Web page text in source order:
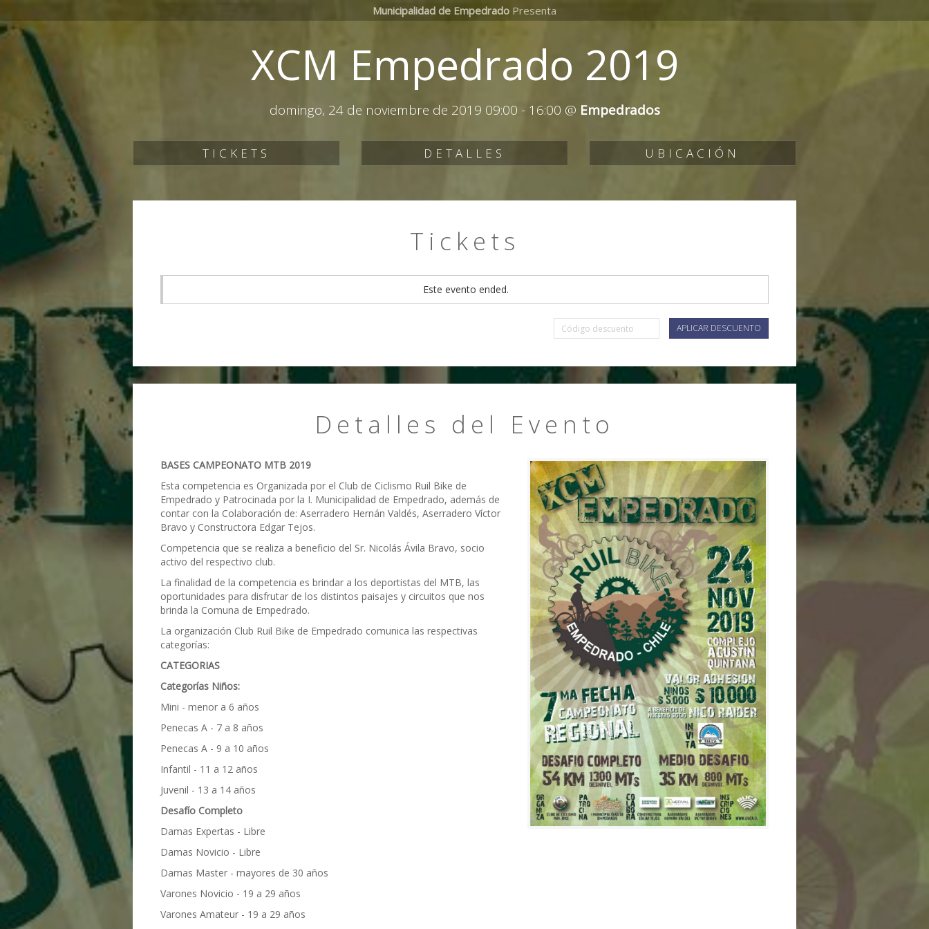
Municipalidad de Empedrado Presenta
XCM Empedrado 2019
domingo, 24 de noviembre de 2019 09:00 - 16:00 @ Empedrados
TICKETS DETALLES UBICACIÓN
Tickets
Este evento ended.
APLICAR DESCUENTO
Detalles del Evento
BASES CAMPEONATO MTB 2019
Esta competencia es Organizada por el Club de Ciclismo Ruil Bike de
Empedrado y Patrocinada por la I. Municipalidad de Empedrado, además de
contar con la Colaboración de: Aserradero Hernán Valdés, Aserradero Víctor
Bravo y Constructora Edgar Tejos.
Competencia que se realiza a beneficio del Sr. Nicolás Ávila Bravo, socio
activo del respectivo club.
La finalidad de la competencia es brindar a los deportistas del MTB, las
oportunidades para disfrutar de los distintos paisajes y circuitos que nos
brinda la Comuna de Empedrado.
La organización Club Ruil Bike de Empedrado comunica las respectivas
categorías:
CATEGORIAS
Categorías Niños:
Mini - menor a 6 años
Penecas A - 7 a 8 años
Penecas A - 9 a 10 años
Infantil - 11 a 12 años
Juvenil - 13 a 14 años
Desafío Completo
Damas Expertas - Libre
Damas Novicio - Libre
Damas Master - mayores de 30 años
Varones Novicio - 19 a 29 años
Varones Amateur - 19 a 29 años